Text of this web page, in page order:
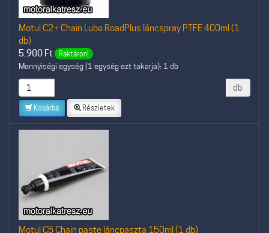
Motul C2+ Chain Lube RoadPlus láncspray PTFE 400ml (1
db)
5.900 Ft Raktáron!
Mennyiségi egység (1 egység ezt takarja): 1 db
db
Kosárba Részletek
Motul C5 Chain paste láncpaszta 150ml (1 db)